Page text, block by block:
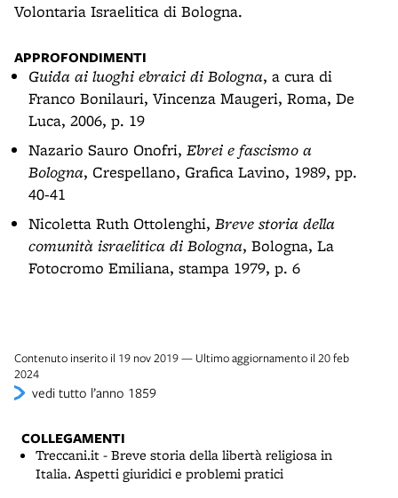
Volontaria Israelitica di Bologna.
APPROFONDIMENTI
Guida ai luoghi ebraici di Bologna, a cura di
Franco Bonilauri, Vincenza Maugeri, Roma, De
Luca, 2006, p. 19
Nazario Sauro Onofri, Ebrei e fascismo a
Bologna, Crespellano, Grafica Lavino, 1989, pp.
40-41
Nicoletta Ruth Ottolenghi, Breve storia della
comunità israelitica di Bologna, Bologna, La
Fotocromo Emiliana, stampa 1979, p. 6
Contenuto inserito il 19 nov 2019 — Ultimo aggiornamento il 20 feb
2024
vedi tutto l’anno 1859
COLLEGAMENTI
Treccani.it - Breve storia della libertà religiosa in
Italia. Aspetti giuridici e problemi pratici